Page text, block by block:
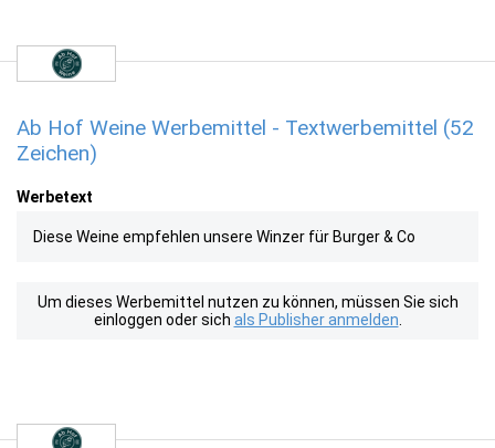
Ab Hof Weine Werbemittel - Textwerbemittel (52
Zeichen)
Werbetext
Diese Weine empfehlen unsere Winzer für Burger & Co
Um dieses Werbemittel nutzen zu können, müssen Sie sich
einloggen oder sich als Publisher anmelden